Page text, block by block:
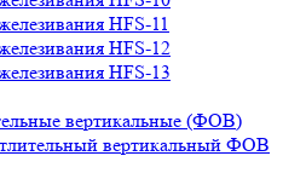
HFS-11
HFS-12
HFS-13
вертикальные (ФОВ)
вертикальный ФОВ